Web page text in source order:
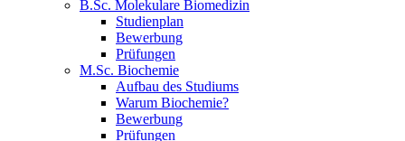
B.Sc. Molekulare Biomedizin
Studienplan
Bewerbung
Prüfungen
M.Sc. Biochemie
Aufbau des Studiums
Warum Biochemie?
Bewerbung
Prüfungen